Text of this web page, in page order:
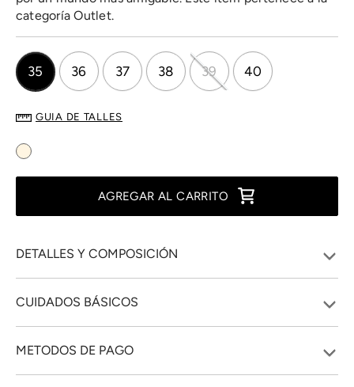
categoría Outlet.
35 36 37 38 39 40
GUIA DE TALLES
AGREGAR AL CARRITO
DETALLES Y COMPOSICIÓN
CUIDADOS BÁSICOS
METODOS DE PAGO